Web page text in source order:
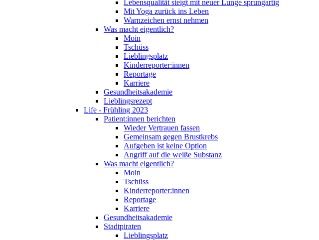
Lebensqualität steigt mit neuer Lunge sprungartig
Mit Yoga zurück ins Leben
Warnzeichen ernst nehmen
Was macht eigentlich?
Moin
Tschüss
Lieblingsplatz
Kinderreporter:innen
Reportage
Karriere
Gesundheitsakademie
Lieblingsrezept
Life - Frühling 2023
Patient:innen berichten
Wieder Vertrauen fassen
Gemeinsam gegen Brustkrebs
Aufgeben ist keine Option
Angriff auf die weiße Substanz
Was macht eigentlich?
Moin
Tschüss
Kinderreporter:innen
Reportage
Karriere
Gesundheitsakademie
Stadtpiraten
Lieblingsplatz